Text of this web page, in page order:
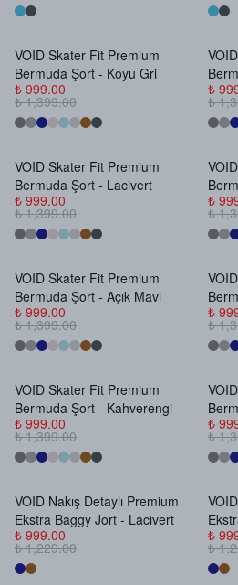
VOID Skater Fit Premium
Bermuda Şort - Koyu Gri
₺ 999.00
₺ 1,399.00
₺
₺
VOID Skater Fit Premium
Bermuda Şort - Lacivert
₺ 999.00
₺ 1,399.00
₺
₺
VOID Skater Fit Premium
Bermuda Şort - Açık Mavi
₺ 999.00
₺ 1,399.00
₺
₺
VOID Skater Fit Premium
Bermuda Şort - Kahverengi
₺ 999.00
₺ 1,399.00
₺
₺
Stokta Yok
VOID Nakış Detaylı Premium
Ekstra Baggy Jort - Lacivert
₺ 999.00
₺ 1,229.00
₺
₺